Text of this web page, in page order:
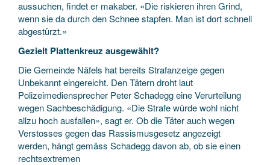
aussuchen, findet er makaber. «Die riskieren ihren Grind,
wenn sie da durch den Schnee stapfen. Man ist dort schnell
abgestürzt.»
Gezielt Plattenkreuz ausgewählt?
Die Gemeinde Näfels hat bereits Strafanzeige gegen
Unbekannt eingereicht. Den Tätern droht laut
Polizeimediensprecher Peter Schadegg eine Verurteilung
wegen Sachbeschädigung. «Die Strafe würde wohl nicht
allzu hoch ausfallen», sagt er. Ob die Täter auch wegen
Verstosses gegen das Rassismusgesetz angezeigt
werden, hängt gemäss Schadegg davon ab, ob sie einen
rechtsextremen